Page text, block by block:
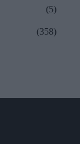
(5)
(358)